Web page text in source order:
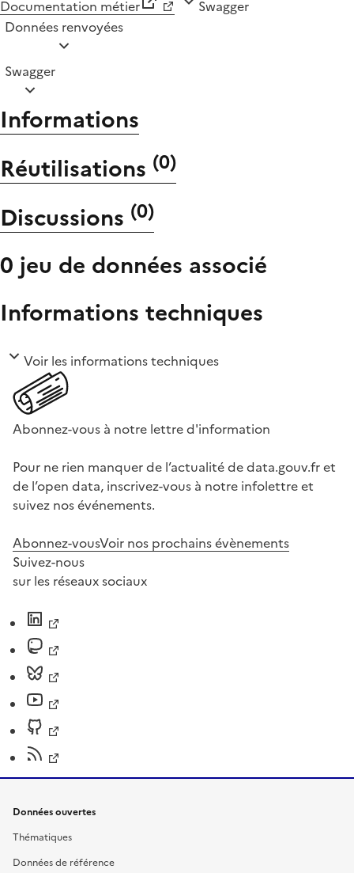
Documentation métier
Swagger
Données renvoyées
Swagger
Informations
Réutilisations (0)
Discussions (0)
0 jeu de données associé
Informations techniques
Voir les informations techniques
Abonnez-vous à notre lettre d'information
Pour ne rien manquer de l’actualité de data.gouv.fr et
de l’open data, inscrivez-vous à notre infolettre et
suivez nos événements.
Abonnez-vousVoir nos prochains évènements
Suivez-nous
sur les réseaux sociaux
Données ouvertes
Thématiques
Données de référence